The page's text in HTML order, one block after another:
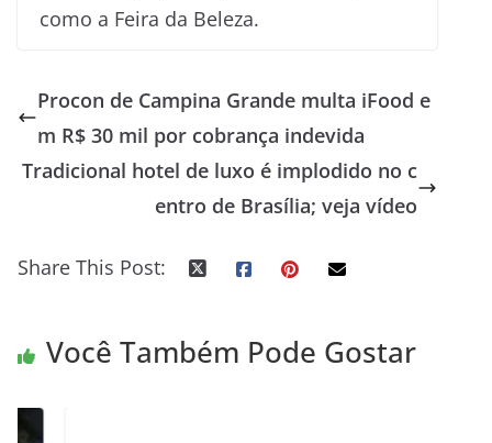
como a Feira da Beleza.
Procon de Campina Grande multa iFood e
m R$ 30 mil por cobrança indevida
Tradicional hotel de luxo é implodido no c
entro de Brasília; veja vídeo
Share This Post:
Você Também Pode Gostar